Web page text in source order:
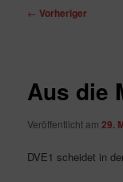
Beitragsnavigation
← Vorheriger
Aus die
Veröffentlicht am29.
DVE1 scheidet in